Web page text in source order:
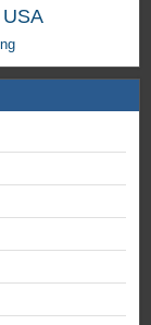
USA